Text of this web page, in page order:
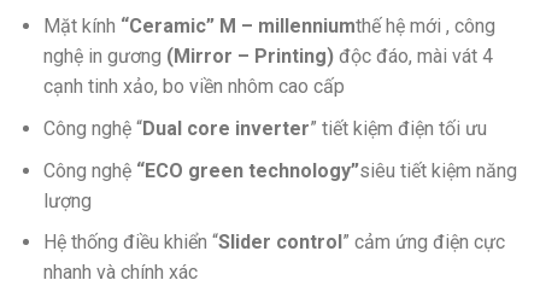
Mặt kính “Ceramic” M – millenniumthế hệ mới , công
nghệ in gương (Mirror – Printing)độc đáo, mài vát 4
cạnh tinh xảo, bo viền nhôm cao cấp
Công nghệ “Dual core inverter” tiết kiệm điện tối ưu
Công nghệ “ECO green technology”siêu tiết kiệm năng
lượng
Hệ thống điều khiển “Slider control” cảm ứng điện cực
nhanh và chính xác